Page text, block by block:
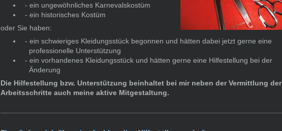
- ein ungewöhnliches Karnevalskostüm
- ein historisches Kostüm
oder Sie haben:
- ein schwieriges Kleidungsstück begonnen und hätten dabei jetzt gerne eine
professionelle Unterstützung
- ein vorhandenes Kleidungsstück und hätten gerne eine Hilfestellung bei der
Änderung
Die Hilfestellung bzw. Unterstützung beinhaltet bei mir neben der Vermittlung der
Arbeitsschritte auch meine aktive Mitgestaltung.